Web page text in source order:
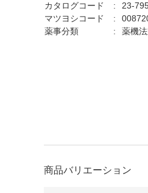
カタログコード
23-
マツヨシコード
薬事分類
薬機
商品バリエーション